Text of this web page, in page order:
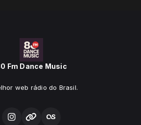
Fm Dance Music
web rádio do Brasil.